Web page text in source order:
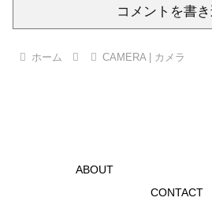
コメントを書
ホーム CAMERA | カメラ
ABOUT
CONTACT